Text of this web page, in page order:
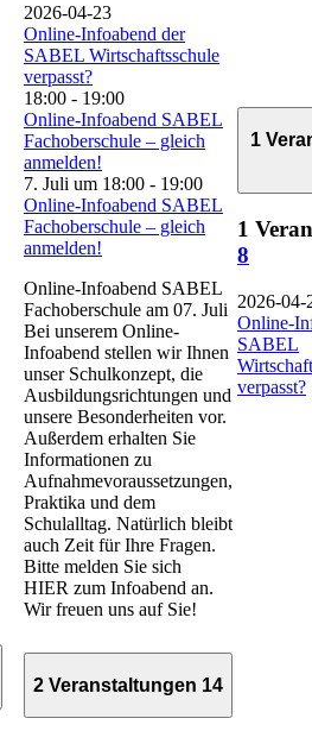
2026-04-23
Online-Infoabend der
SABEL Wirtschaftsschule
verpasst?
18:00 - 19:00
Online-Infoabend SABEL
Fachoberschule – gleich
anmelden!
7. Juli um 18:00 - 19:00
Online-Infoabend SABEL
Fachoberschule – gleich
anmelden!
Online-Infoabend SABEL
Fachoberschule am 07. Juli
Bei unserem Online-
Infoabend stellen wir Ihnen
unser Schulkonzept, die
Ausbildungsrichtungen und
unsere Besonderheiten vor.
Außerdem erhalten Sie
Informationen zu
Aufnahmevoraussetzungen,
Praktika und dem
Schulalltag. Natürlich bleibt
auch Zeit für Ihre Fragen.
Bitte melden Sie sich
HIER zum Infoabend an.
Wir freuen uns auf Sie!
1
1
8
2026-04-
Online-
SABEL
verpasst?
2 Veranstaltungen 14